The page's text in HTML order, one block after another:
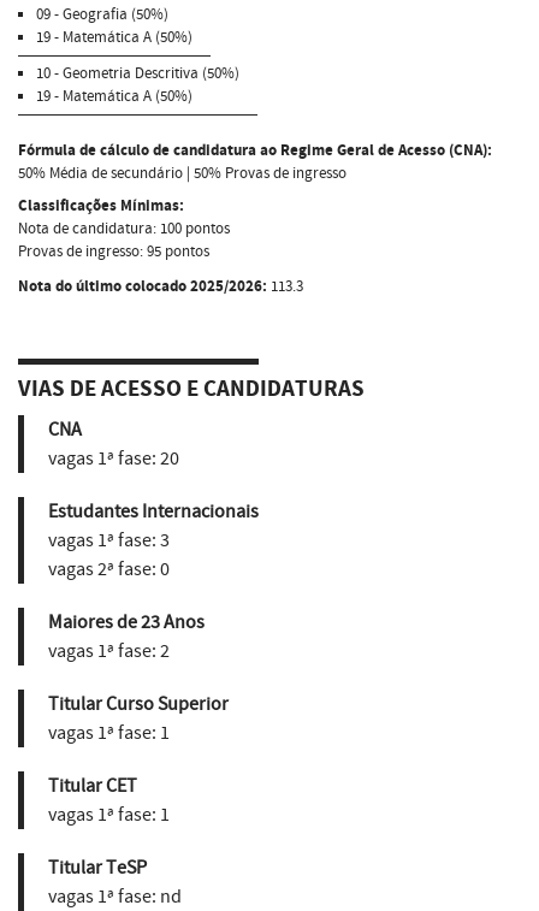
09 - Geografia (50%)
19 - Matemática A (50%)
10 - Geometria Descritiva (50%)
19 - Matemática A (50%)
Fórmula de cálculo de candidatura ao Regime Geral de Acesso (CNA):
50% Média de secundário | 50% Provas de ingresso
Classificações Mínimas:
Nota de candidatura: 100 pontos
Provas de ingresso: 95 pontos
Nota do último colocado 2025/2026: 113.3
VIAS DE ACESSO E CANDIDATURAS
CNA
vagas 1ª fase: 20
Estudantes Internacionais
vagas 1ª fase: 3
vagas 2ª fase: 0
Maiores de 23 Anos
vagas 1ª fase: 2
Titular Curso Superior
vagas 1ª fase: 1
Titular CET
vagas 1ª fase: 1
Titular TeSP
vagas 1ª fase: nd